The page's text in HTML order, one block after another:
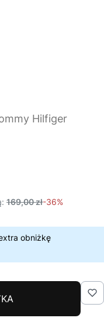
Hilfiger
169,00 zł-36%
obniżkę